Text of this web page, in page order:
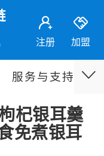
注册 加盟
服务与支持 伙
杞银耳羹
免煮银耳